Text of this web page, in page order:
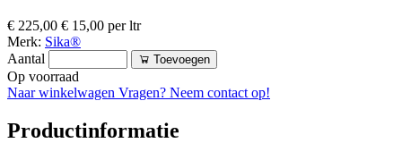
€ 225,00 € 15,00 per ltr
Merk: Sika®
Aantal
Toevoegen
Op voorraad
Naar winkelwagen Vragen? Neem contact op!
Productinformatie